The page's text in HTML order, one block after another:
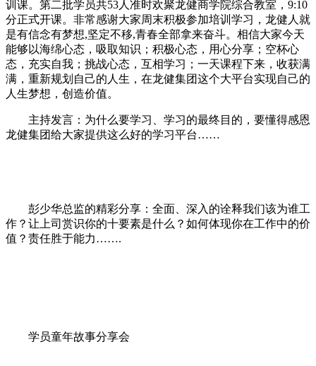
训课。第二批学员共53人准时欢聚龙健商学院综合教室，9:10
分正式开课。非常感谢大家周末积极参加培训学习，龙健人就
是有信念有梦想,坚定不移,青春全部拿来奋斗。相信大家今天
能够以海绵心态，吸取知识；积极心态，用心分享；空杯心
态，充实自我；挑战心态，互相学习；一天课程下来，收获满
满，重新规划自己的人生，在龙健集团这个大平台实现自己的
人生梦想，创造价值。
主持发言：为什么要学习、学习的最终目的，要懂得感恩
龙健集团给大家提供这么好的学习平台……
彭少华总监的精彩分享：全面、深入的诠释我们该为谁工
作？让上司赏识你的十要素是什么？如何体现你在工作中的价
值？责任胜于能力…….
学员童年故事分享会